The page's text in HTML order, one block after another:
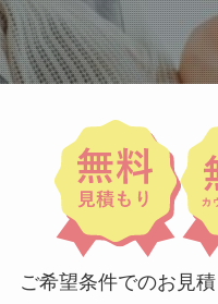
ご希望条件でのお見